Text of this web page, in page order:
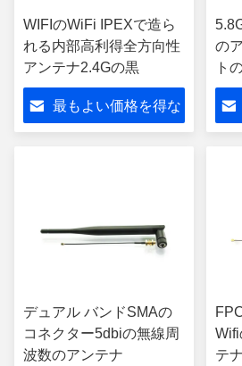
WIFIのWiFi IPEXで造ら
れる内部高利得全方向性
アンテナ2.4Gの黒
最もよい価格を得な
の
ト
コ
ン
デュアル バンドSMAの
コネクター5dbiの無線周
波数のアンテナ
Wifi
テ